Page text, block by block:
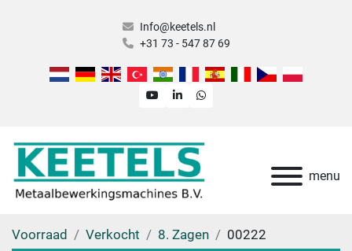
Info@keetels.nl
+31 73 - 547 87 69
youtubelinkedinwhatsapp
menu
Voorraad Verkocht 8. Zagen 00222